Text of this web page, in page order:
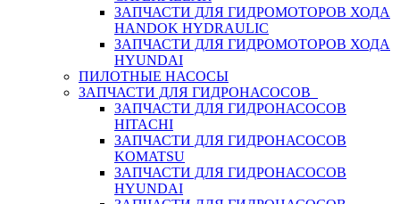
ЗАПЧАСТИ ДЛЯ ГИДРОМОТОРОВ ХОДА
HANDOK HYDRAULIC
ЗАПЧАСТИ ДЛЯ ГИДРОМОТОРОВ ХОДА
HYUNDAI
ПИЛОТНЫЕ НАСОСЫ
ЗАПЧАСТИ ДЛЯ ГИДРОНАСОСОВ
ЗАПЧАСТИ ДЛЯ ГИДРОНАСОСОВ
HITACHI
ЗАПЧАСТИ ДЛЯ ГИДРОНАСОСОВ
KOMATSU
ЗАПЧАСТИ ДЛЯ ГИДРОНАСОСОВ
HYUNDAI